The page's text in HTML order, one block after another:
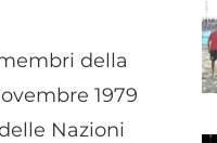
della
1979
Nazioni